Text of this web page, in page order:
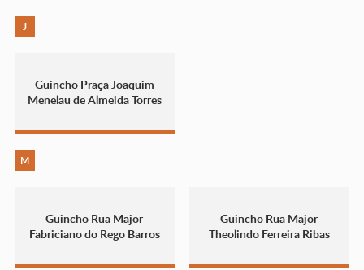
J
Guincho Praça Joaquim
Menelau de Almeida Torres
M
Guincho Rua Major
Fabriciano do Rego Barros
Guincho Rua Major
Theolindo Ferreira Ribas